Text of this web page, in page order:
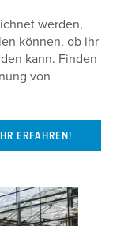
werden,
können, ob ihr
kann. Finden
von
ERFAHREN!